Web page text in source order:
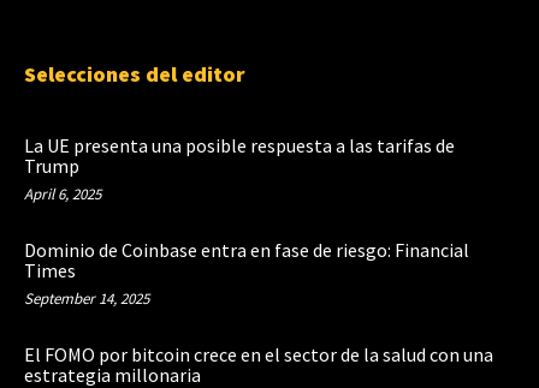
Selecciones del editor
La UE presenta una posible respuesta a las tarifas de
Trump
April 6, 2025
Dominio de Coinbase entra en fase de riesgo: Financial
Times
September 14, 2025
El FOMO por bitcoin crece en el sector de la salud con una
estrategia millonaria